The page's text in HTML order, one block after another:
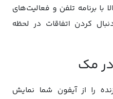
با برنامه تلفن و فعالیت‌های
کردن اتفاقات در لحظه
مک
را از آیفون شما نمایش